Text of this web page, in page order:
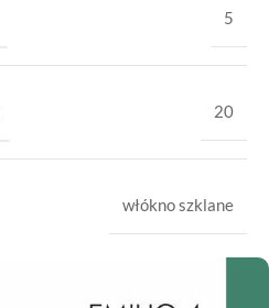
5
20
włókno szklane